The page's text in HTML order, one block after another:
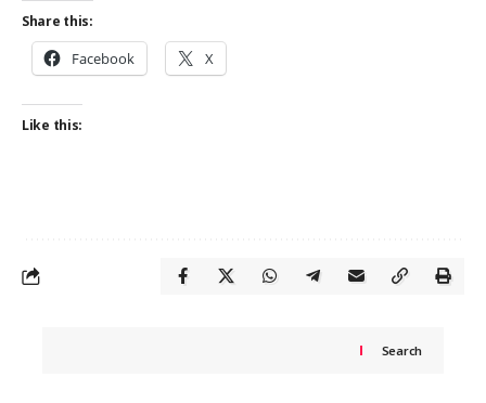
Share this:
Facebook X
Like this:
Search